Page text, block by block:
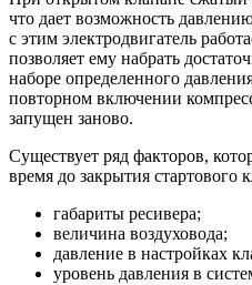
что дает возможность
с этим электродвигатель
позволяет ему набрать
наборе определенного
повторном включении
запущен заново.
Существует ряд факторов,
время до закрытия стартового
габариты ресивера;
величина воздуховода;
давление в настройках
уровень давления в